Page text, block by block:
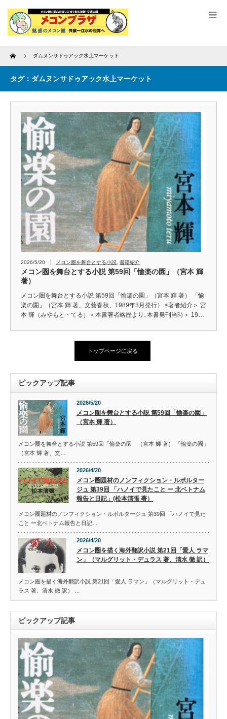
Home ダムヌンサドゥアック水上マーケット
タグ：ダムヌンサドゥアック水上マーケット
2026/5/20 メコン圏を舞台とする小説 書籍紹介
メコン圏を舞台とする小説 第59回「愉楽の園」（宮本 輝
著）
メコン圏を舞台とする小説 第59回「愉楽の園」（宮本 輝 著） 「愉
楽の園」（宮本 輝 著、文藝春秋、1989年3月発行） <著者紹介＞ 宮
本 輝（みやもと・てる）＜本書著者略歴より､本書発刊当時＞ 19…
トップページに戻る
ピックアップ記事
2026/5/20
メコン圏を舞台とする小説 第59回「愉楽の園」
（宮本 輝 著）
メコン圏を舞台とする小説 第59回「愉楽の園」（宮本 輝 著） 「愉楽の園」
（宮本 輝 著、文…
2026/4/20
メコン圏題材のノンフィクション・ルポルター
ジュ 第39回 「ハノイで見たこと ー 北ベトナム
報告と日記」(松本清張 著）
メコン圏題材のノンフィクション・ルポルタージュ 第39回 「ハノイで見た
こと ー北ベトナム報告と日記…
2026/4/20
メコン圏を描く海外翻訳小説 第21回「愛人 ラマ
ン」（マルグリット・デュラス 著、清水 徹 訳）
メコン圏を描く海外翻訳小説 第21回「愛人 ラマン」（マルグリット・デュ
ラス 著、清水 徹 訳） …
ピックアップ記事